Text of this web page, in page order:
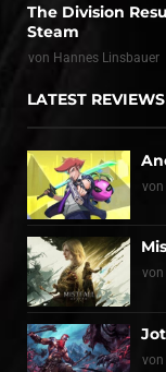
The Division
Steam
von Hannes Linsbauer
LATEST REVIEWS
von
von
von